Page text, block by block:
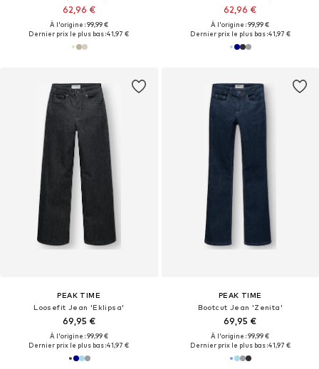
62,96 €
À l'origine : 99,99 €
Dernier prix le plus bas :41,97 €
62,96 €
À l'origine : 99,99 €
Dernier prix le plus bas :41,97 €
PEAK TIME
Loosefit Jean 'Eklipsa'
69,95 €
À l'origine : 99,99 €
Dernier prix le plus bas :41,97 €
PEAK TIME
Bootcut Jean 'Zenita'
69,95 €
À l'origine : 99,99 €
Dernier prix le plus bas :41,97 €